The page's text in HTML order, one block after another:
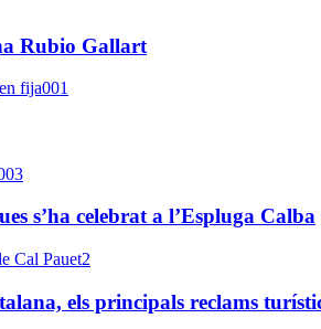
Rubio Gallart
s’ha celebrat a l’Espluga Calba
els principals reclams